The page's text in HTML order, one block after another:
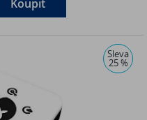
Koupit
Sleva
25 %